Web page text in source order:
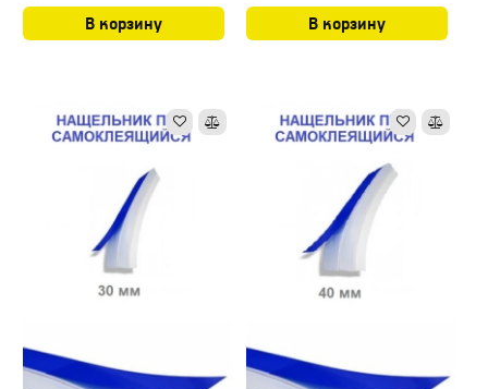
В корзину В корзину